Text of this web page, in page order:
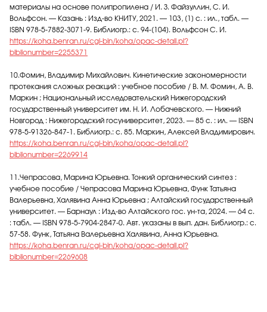
материалы на основе полипропилена / И. З. Файзуллин, С. И.
Вольфсон. — Казань : Изд-во КНИТУ, 2021. — 103, [1] с. : ил., табл. —
ISBN 978-5-7882-3071-9. Библиогр.: с. 94-[104]. Вольфсон С. И.
https://koha.benran.ru/cgi-bin/koha/opac-detail.pl?
biblionumber=2255371
10.Фомин, Владимир Михайлович. Кинетические закономерности
протекания сложных реакций : учебное пособие / В. М. Фомин, А. В.
Маркин ; Национальный исследовательский Нижегородский
государственный университет им. Н. И. Лобачевского. — Нижний
Новгород : Нижегородский госуниверситет, 2023. — 85 с. : ил. — ISBN
978-5-91326-847-1. Библиогр.: с. 85. Маркин, Алексей Владимирович.
https://koha.benran.ru/cgi-bin/koha/opac-detail.pl?
biblionumber=2269914
11.Чепрасова, Марина Юрьевна. Тонкий органический синтез :
учебное пособие / Чепрасова Марина Юрьевна, Функ Татьяна
Валерьевна, Халявина Анна Юрьевна ; Алтайский государственный
университет. — Барнаул : Изд-во Алтайского гос. ун-та, 2024. — 64 с.
: табл. — ISBN 978-5-7904-2847-0. Авт. указаны в вып. дан. Библиогр.: с.
57-58. Функ, Татьяна Валерьевна Халявина, Анна Юрьевна.
https://koha.benran.ru/cgi-bin/koha/opac-detail.pl?
biblionumber=2269608